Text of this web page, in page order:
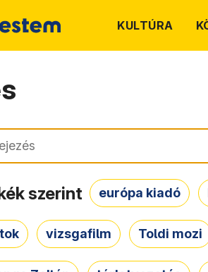
KULTÚRA
szerint európa kiadó
vizsgafilm Toldi mozi